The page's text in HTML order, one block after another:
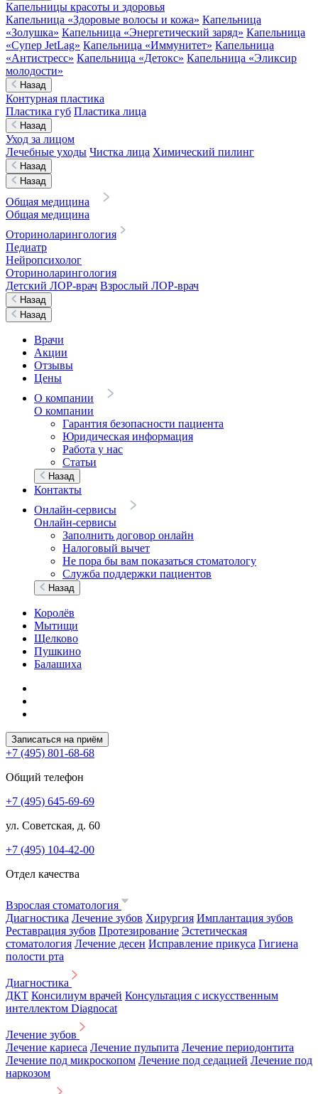
Капельницы красоты и здоровья
Капельница «Здоровые волосы и кожа» Капельница
«Золушка» Капельница «Энергетический заряд» Капельница
«Супер JetLag» Капельница «Иммунитет» Капельница
«Антистресс» Капельница «Детокс» Капельница «Эликсир
молодости»
Назад
Контурная пластика
Пластика губ Пластика лица
Назад
Уход за лицом
Лечебные уходы Чистка лица Химический пилинг
Назад
Назад
Общая медицина
Общая медицина
Оториноларингология
Педиатр
Нейропсихолог
Оториноларингология
Детский ЛОР-врач Взрослый ЛОР-врач
Назад
Назад
Врачи
Акции
Отзывы
Цены
О компании
О компании
Гарантия безопасности пациента
Юридическая информация
Работа у нас
Статьи
Назад
Контакты
Онлайн-сервисы
Онлайн-сервисы
Заполнить договор онлайн
Налоговый вычет
Не пора бы вам показаться стоматологу
Служба поддержки пациентов
Назад
Королёв
Мытищи
Щелково
Пушкино
Балашиха
Записаться на приём
+7 (495) 801-68-68
Общий телефон
+7 (495) 645-69-69
ул. Советская, д. 60
+7 (495) 104-42-00
Отдел качества
Взрослая стоматология
Диагностика Лечение зубов Хирургия Имплантация зубов
Реставрация зубов Протезирование Эстетическая
стоматология Лечение десен Исправление прикуса Гигиена
полости рта
Диагностика
ДКТ Консилиум врачей Консультация с искусственным
интеллектом Diagnocat
Лечение зубов
Лечение кариеса Лечение пульпита Лечение периодонтита
Лечение под микроскопом Лечение под седацией Лечение под
наркозом